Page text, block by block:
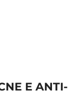
E ANTI-